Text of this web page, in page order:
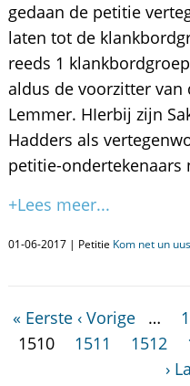
gedaan de petitie
laten tot de
reeds 1
aldus de voorzitter van
Lemmer. HIerbij zijn
Hadders als
petitie-ondertekenaars
+Lees meer...
01-06-2017 | Petitie Kom net un
« Eerste ‹ Vorige …
1510
1511 1512
›